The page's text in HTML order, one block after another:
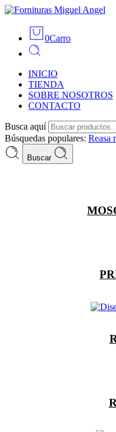
0Carro
INICIO
TIENDA
SOBRE NOSOTROS
CONTACTO
Busca aquí
Búsquedas populares: Reasa
Buscar